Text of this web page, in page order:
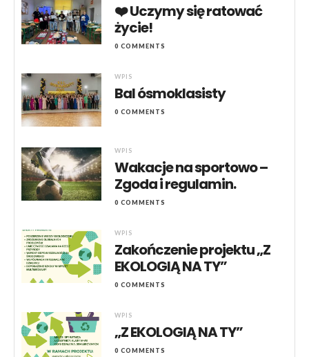
❤️ Uczymy się ratować
życie!
0 COMMENTS
WPIS
Bal ósmoklasisty
0 COMMENTS
WPIS
Wakacje na sportowo –
Zgoda i regulamin.
0 COMMENTS
WPIS
Zakończenie projektu „Z
EKOLOGIĄ NA TY”
0 COMMENTS
WPIS
„Z EKOLOGIĄ NA TY”
0 COMMENTS